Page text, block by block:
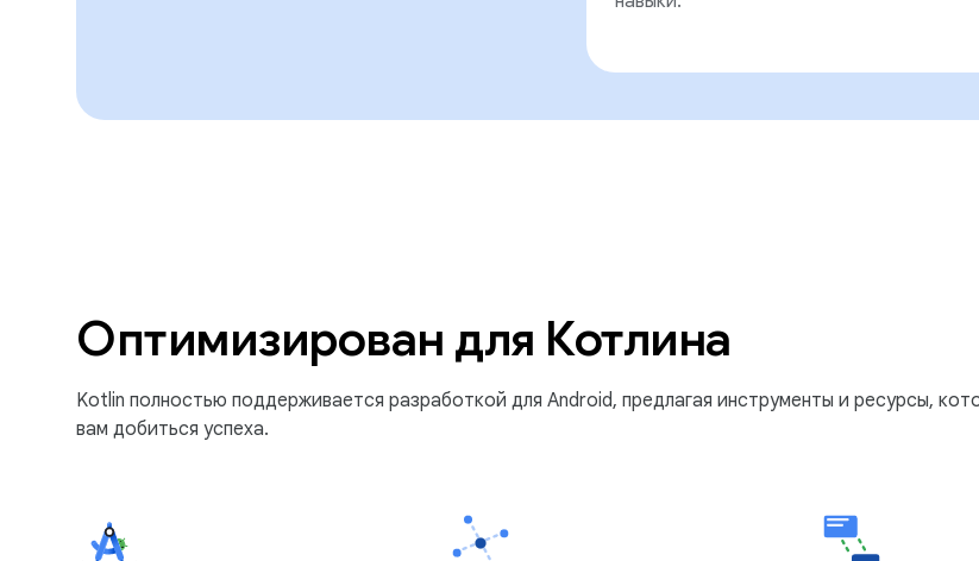
Оптимизирован для Котлина
Kotlin полностью поддерживается разработкой для Android, предлагая инструменты и ресурсы,
вам добиться успеха.